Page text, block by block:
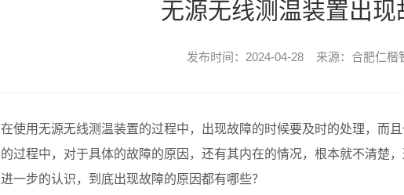
无源无线测温装置出现
发布时间：2024-04-28 来源：合肥仁
在使用无源无线测温装置的过程中，出现故障的时候要及时的处理，而
的过程中，对于具体的故障的原因，还有其内在的情况，根本就不清楚
进一步的认识，到底出现故障的原因都有哪些？